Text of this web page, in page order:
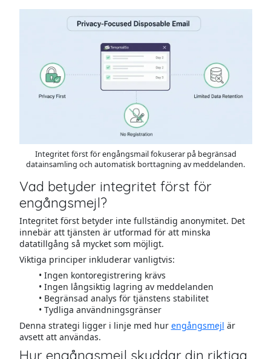
Integritet först för engångsmail fokuserar på begränsad
datainsamling och automatisk borttagning av meddelanden.
Vad betyder integritet först för
engångsmejl?
Integritet först betyder inte fullständig anonymitet. Det
innebär att tjänsten är utformad för att minska
datatillgång så mycket som möjligt.
Viktiga principer inkluderar vanligtvis:
Ingen kontoregistrering krävs
Ingen långsiktig lagring av meddelanden
Begränsad analys för tjänstens stabilitet
Tydliga användningsgränser
Denna strategi ligger i linje med hur engångsmejl är
avsett att användas.
Hur engångsmejl skyddar din riktiga